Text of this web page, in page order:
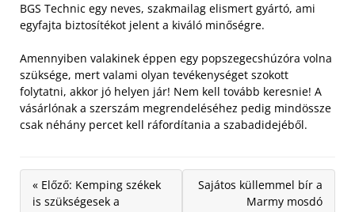
BGS Technic egy neves, szakmailag elismert gyártó, ami
egyfajta biztosítékot jelent a kiváló minőségre.
Amennyiben valakinek éppen egy popszegecshúzóra volna
szüksége, mert valami olyan tevékenységet szokott
folytatni, akkor jó helyen jár! Nem kell tovább keresnie! A
vásárlónak a szerszám megrendeléséhez pedig mindössze
csak néhány percet kell ráfordítania a szabadidejéből.
« Előző: Kemping székek
is szükségesek a
Sajátos küllemmel bír a
Marmy mosdó